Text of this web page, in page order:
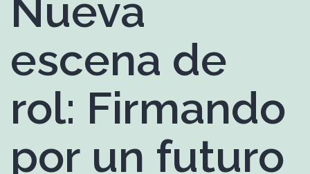
Nueva
escena de
rol: Firmando
por un futuro